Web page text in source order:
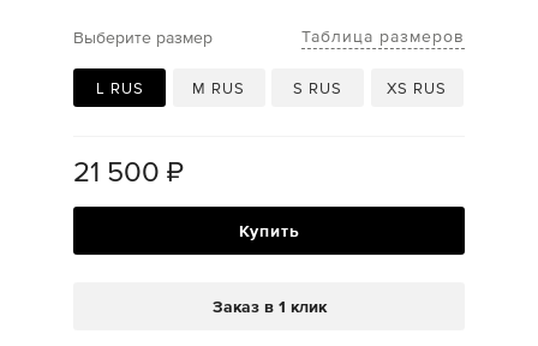
Выберите размер Таблица размеров
L RUS M RUS S RUS XS RUS
21 500 ₽
Купить
Заказ в 1 клик